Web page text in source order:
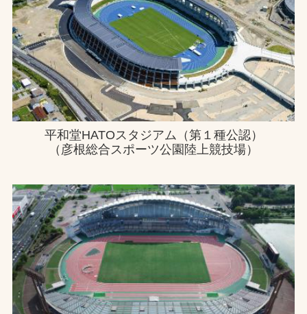
平和堂HATOスタジアム（第１種公認）
（彦根総合スポーツ公園陸上競技場）